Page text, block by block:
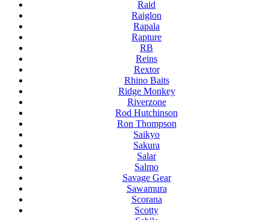
Raid
Raiglon
Rapala
Rapture
RB
Reins
Rextor
Rhino Baits
Ridge Monkey
Riverzone
Rod Hutchinson
Ron Thompson
Saikyo
Sakura
Salar
Salmo
Savage Gear
Sawamura
Scorana
Scotty